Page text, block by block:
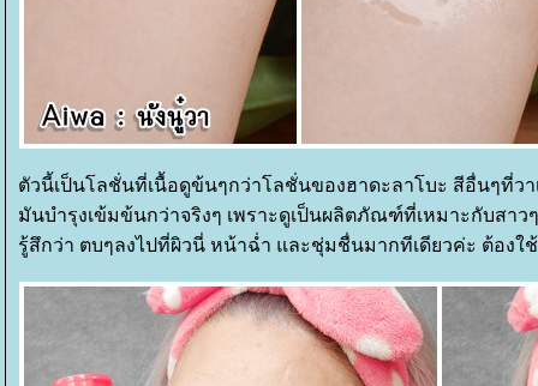
ตัวนี้เป็นโลชั่นที่เนื้อดูข้นๆกว่าโลชั่นของฮาดะลาโบะ สีอื่นๆที่วา
มันบำรุงเข้มข้นกว่าจริงๆ เพราะดูเป็นผลิตภัณฑ์ที่เหมาะกับสาว
รู้สึกว่า ตบๆลงไปที่ผิวนี่ หน้าฉ่ำ และชุ่มชื่นมากทีเดียวค่ะ ต้องใ